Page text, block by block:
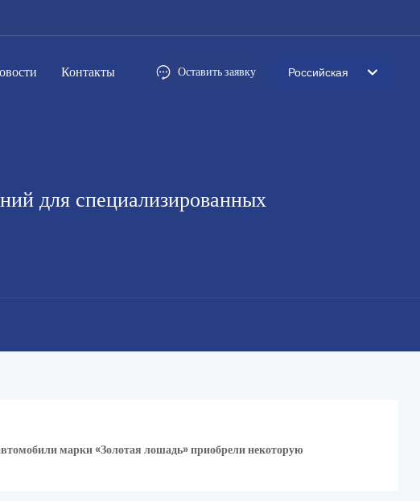
Контакты Оставить заявку Российская
для специализированных
марки «Золотая лошадь» приобрели некоторую